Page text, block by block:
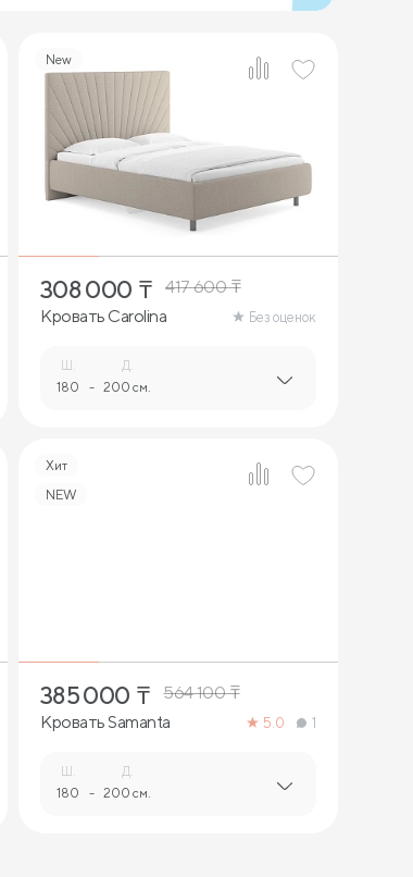
New
4
308 000 ₸ 417 600₸
Кровать Carolina
Без оценок
Ш.
180 -
Д.
200 см.
Хит
NEW
385 000 ₸ 564 100₸
Кровать Samanta
5.0 1
Ш.
180 -
Д.
200 см.